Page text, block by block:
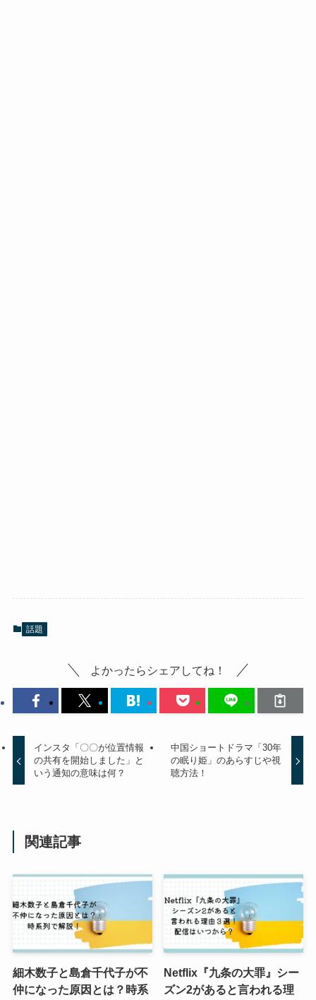
話題
よかったらシェアしてね！
インスタ「〇〇が位置情報
の共有を開始しました」と
いう通知の意味は何？
中国ショートドラマ「30年
の眠り姫」のあらすじや視
聴方法！
関連記事
細木数子と島倉千代子が不
仲になった原因とは？時系
Netflix『九条の大罪』シー
ズン2があると言われる理